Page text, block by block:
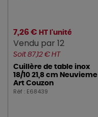
7,26 € HT l'unité
Vendu par 12
Soit 87,12 € HT
Cuillère de table inox
18/10 21,8 cm Neuvieme
Art Couzon
Réf : E68439